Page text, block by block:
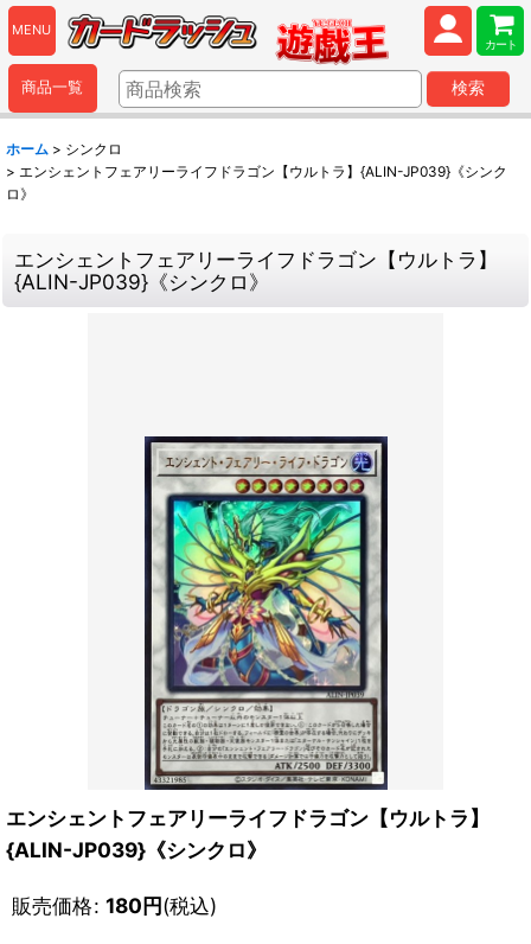
MENU
カート
商品一覧 検索
ホーム > シンクロ
> エンシェントフェアリーライフドラゴン【ウルトラ】{ALIN-JP039}《シンク
ロ》
エンシェントフェアリーライフドラゴン【ウルトラ】
{ALIN-JP039}《シンクロ》
エンシェントフェアリーライフドラゴン【ウルトラ】
{ALIN-JP039}《シンクロ》
販売価格: 180円(税込)